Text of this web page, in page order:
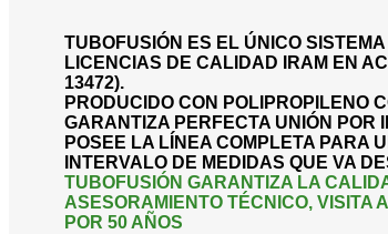
TUBOFUSIÓN ES EL ÚNICO
LICENCIAS DE CALIDAD IRAM EN
13472).
PRODUCIDO CON POLIPROPILENO
GARANTIZA PERFECTA UNIÓN POR
POSEE LA LÍNEA COMPLETA PARA
INTERVALO DE MEDIDAS QUE VA
TUBOFUSIÓN GARANTIZA LA
ASESORAMIENTO TÉCNICO, VISITA
POR 50 AÑOS